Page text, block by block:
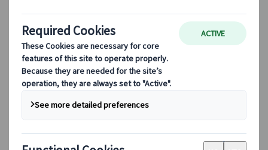
Seizoensgebonden Reistips
Bestemmingshoogtepunten
Culturele Inzichten
Culinaire Avonturen
Ontdek Japan met de trein
Veelgestelde vragen
Essentiële info
Etiquette in Japan
Autorijden in Japan
Boeken bij ons
Japan Rail Pass
Accommodatie
Online Reisadvies